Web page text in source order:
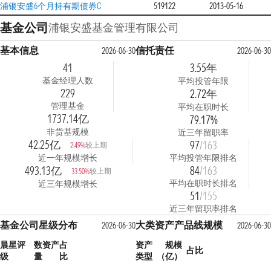
浦银安盛6个月持有期债券C
519122 2013-05-16
基金公司浦银安盛基金管理有限公司
基本信息 2026-06-30
41
基金经理人数
229
管理基金
1737.14亿
非货基规模
42.25亿 2.49%较上期
近一年规模增长
493.13亿 33.50%较上期
近三年规模增长
信托责任 2026-06-30
3.55年
平均投管年限
2.72年
平均在职时长
79.17%
近三年留职率
97/163
平均投管年限排名
84/163
平均在职时长排名
51/155
近三年留职率排名
基金公司星级分布
2026-06-30
晨星评
级
数
量
资产占
比
大类资产产品线规模
2026-06-30
资产
类型
规模
（亿）
占比